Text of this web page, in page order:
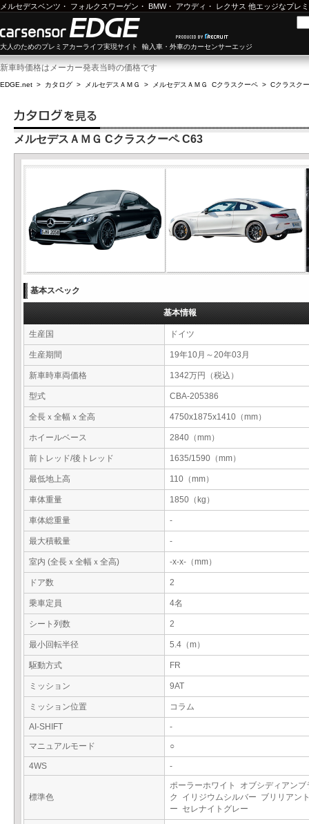
メルセデスベンツ ・ フォルクスワーゲン ・ BMW・ アウディ ・ レクサス 他エッジなプレ
大人のためのプレミアカーライフ実現サイト 輸入車・外車のカーセンサーエッジ
新車時価格はメーカー発表当時の価格です
EDGE.net > カタログ > メルセデスＡＭＧ > メルセデスＡＭＧ Cクラスクーペ > Cクラスク
メルセデスＡＭＧ Cクラスクーペ C63
基本スペック
基本情報
生産国 ドイツ
生産期間 19年10月～20年03月
新車時車両価格 1342万円（税込）
型式 CBA-205386
全長ｘ全幅ｘ全高 4750x1875x1410（mm）
ホイールベース 2840（mm）
前トレッド/後トレッド 1635/1590（mm）
最低地上高 110（mm）
車体重量 1850（kg）
車体総重量 -
最大積載量 -
室内 (全長ｘ全幅ｘ全高) -x-x-（mm）
ドア数 2
乗車定員 4名
シート列数 2
最小回転半径 5.4（m）
駆動方式 FR
ミッション 9AT
ミッション位置 コラム
AI-SHIFT
-
マニュアルモード
○
4WS -
標準色
ポーラーホワイト オブシディアンブ
ク イリジウムシルバー ブリリアン
ー セレナイトグレー